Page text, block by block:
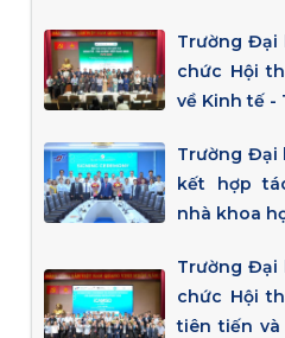
Trường Đại
chức Hội
về Kinh tế -
Trường Đại
kết hợp
nhà khoa
Trường Đại
chức Hội
tiên tiến